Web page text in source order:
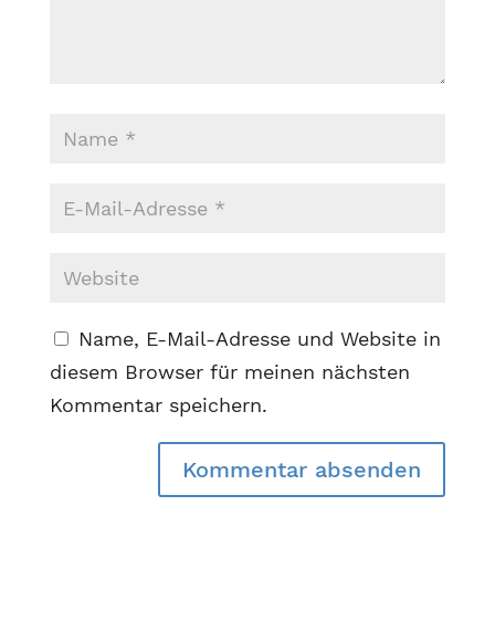
Name, E-Mail-Adresse und Website in
diesem Browser für meinen nächsten
Kommentar speichern.